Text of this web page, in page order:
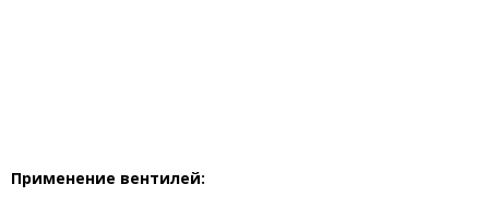
Применение вентилей: